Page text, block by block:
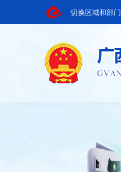
切换区域和部门